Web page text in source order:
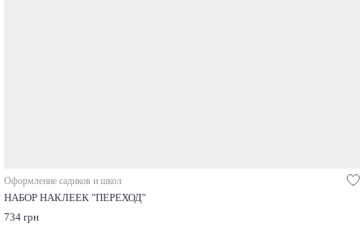
Оформление садиков и школ
НАБОР НАКЛЕЕК "ПЕРЕХОД"
734 грн